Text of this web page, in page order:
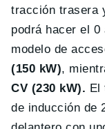
tracción trasera
podrá hacer el 0
modelo de
(150 kW),
CV (230 kW). El
de inducción de